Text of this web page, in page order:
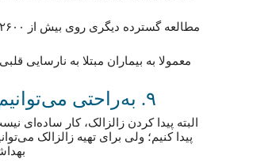
معمولا به بیماران مبتلا به نارسایی
۹. به‌راحتی می‌توانیم زالزالک را به رژیم غذایی خود اضافه کنیم
البته پیدا کردن زالزالک، کار ساده‌ای
پیدا کنیم؛ ولی برای تهیه زالزالک